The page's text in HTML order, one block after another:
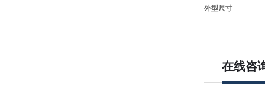
外型尺寸
在线咨